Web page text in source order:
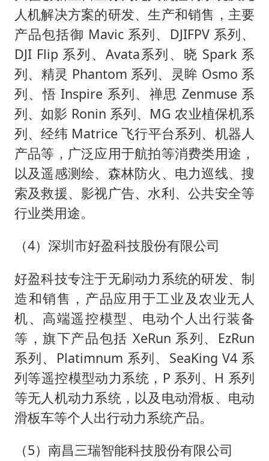
人机解决方案的研发、生产和销售，主要
产品包括御 Mavic 系列、DJIFPV 系列、
DJI Flip 系列、Avata系列、晓 Spark 系
列、精灵 Phantom 系列、灵眸 Osmo 系
列、悟 Inspire 系列、禅思 Zenmuse 系
列、如影 Ronin 系列、MG 农业植保机系
列、经纬 Matrice 飞行平台系列、机器人
产品等，广泛应用于航拍等消费类用途，
以及遥感测绘、森林防火、电力巡线、搜
索及救援、影视广告、水利、公共安全等
行业类用途。
（4）深圳市好盈科技股份有限公司
好盈科技专注于无刷动力系统的研发、制
造和销售，产品应用于工业及农业无人
机、高端遥控模型、电动个人出行装备
等，旗下产品包括 XeRun 系列、EzRun
系列、Platimnum 系列、SeaKing V4 系
列等遥控模型动力系统，P 系列、H 系列
等无人机动力系统，以及电动滑板、电动
滑板车等个人出行动力系统产品。
（5）南昌三瑞智能科技股份有限公司